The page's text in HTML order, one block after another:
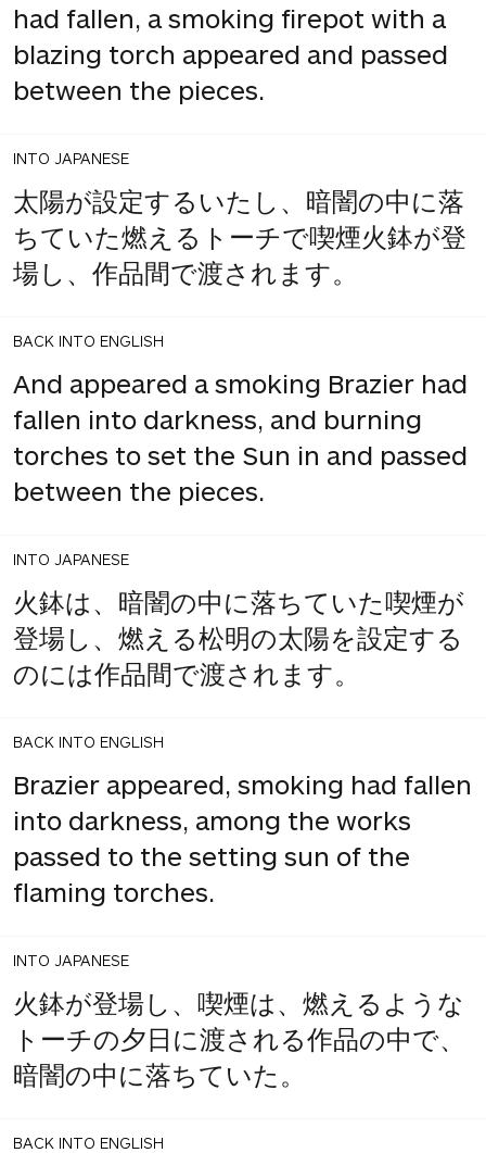
had fallen, a smoking firepot with a
blazing torch appeared and passed
between the pieces.
INTO JAPANESE
太陽が設定するいたし、暗闇の中に落
ちていた燃えるトーチで喫煙火鉢が登
場し、作品間で渡されます。
BACK INTO ENGLISH
And appeared a smoking Brazier had
fallen into darkness, and burning
torches to set the Sun in and passed
between the pieces.
INTO JAPANESE
火鉢は、暗闇の中に落ちていた喫煙が
登場し、燃える松明の太陽を設定する
のには作品間で渡されます。
BACK INTO ENGLISH
Brazier appeared, smoking had fallen
into darkness, among the works
passed to the setting sun of the
flaming torches.
INTO JAPANESE
火鉢が登場し、喫煙は、燃えるような
トーチの夕日に渡される作品の中で、
暗闇の中に落ちていた。
BACK INTO ENGLISH